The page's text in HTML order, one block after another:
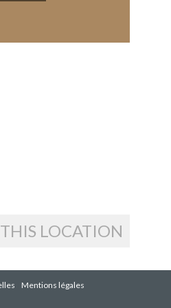
LOCATION
Mentions légales